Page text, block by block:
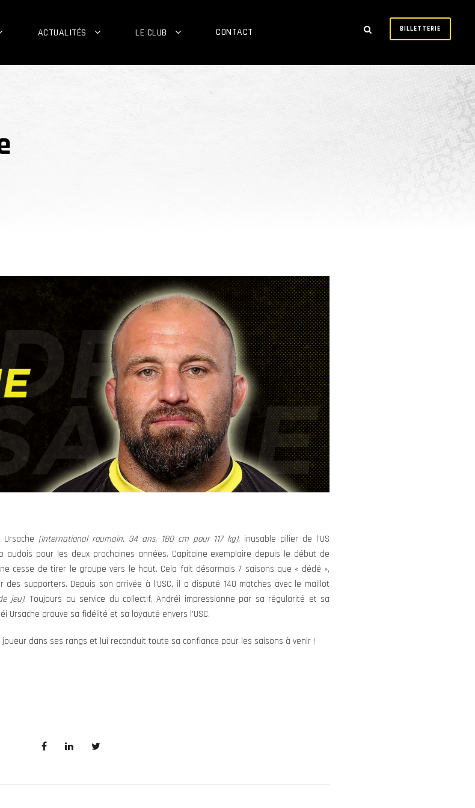
ACTUALITÉS LE CLUB CONTACT BILLETTERIE
(International roumain, 34 ans, 180 cm pour 117 kg), inusable pilier de l’US
audois pour les deux prochaines années. Capitaine exemplaire depuis le début de
cesse de tirer le groupe vers le haut. Cela fait désormais 7 saisons que « dédé »,
supporters. Depuis son arrivée à l’USC, il a disputé 140 matches avec le maillot
jeu). Toujours au service du collectif, Andréi impressionne par sa régularité et sa
Ursache prouve sa fidélité et sa loyauté envers l’USC.
dans ses rangs et lui reconduit toute sa confiance pour les saisons à venir !